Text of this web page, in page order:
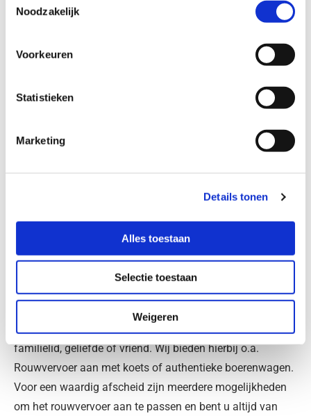
Noodzakelijk
Voorkeuren
Statistieken
Marketing
Details tonen
Alles toestaan
Selectie toestaan
Weigeren
voor een prachtige uitvaart en nagedachtenis van uw
familielid, geliefde of vriend. Wij bieden hierbij o.a.
Rouwvervoer aan met koets of authentieke boerenwagen.
Voor een waardig afscheid zijn meerdere mogelijkheden
om het rouwvervoer aan te passen en bent u altijd van